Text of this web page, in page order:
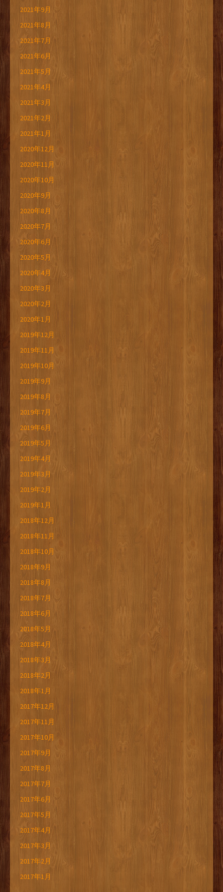
2021年9月
2021年8月
2021年7月
2021年6月
2021年5月
2021年4月
2021年3月
2021年2月
2021年1月
2020年12月
2020年11月
2020年10月
2020年9月
2020年8月
2020年7月
2020年6月
2020年5月
2020年4月
2020年3月
2020年2月
2020年1月
2019年12月
2019年11月
2019年10月
2019年9月
2019年8月
2019年7月
2019年6月
2019年5月
2019年4月
2019年3月
2019年2月
2019年1月
2018年12月
2018年11月
2018年10月
2018年9月
2018年8月
2018年7月
2018年6月
2018年5月
2018年4月
2018年3月
2018年2月
2018年1月
2017年12月
2017年11月
2017年10月
2017年9月
2017年8月
2017年7月
2017年6月
2017年5月
2017年4月
2017年3月
2017年2月
2017年1月